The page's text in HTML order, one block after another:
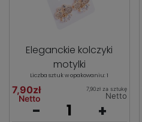
Eleganckie kolczyki
motylki
Liczba sztuk w opakowaniu: 1
7,90zł
Netto
7,90zł za sztukę
Netto
- +